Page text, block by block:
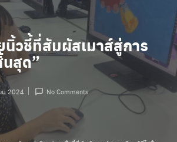
b
o
k
u
b
e
นิ้วชี้ที่สัมผัสเมาส์สู่การ
นสุด”
น 2024 No Comments